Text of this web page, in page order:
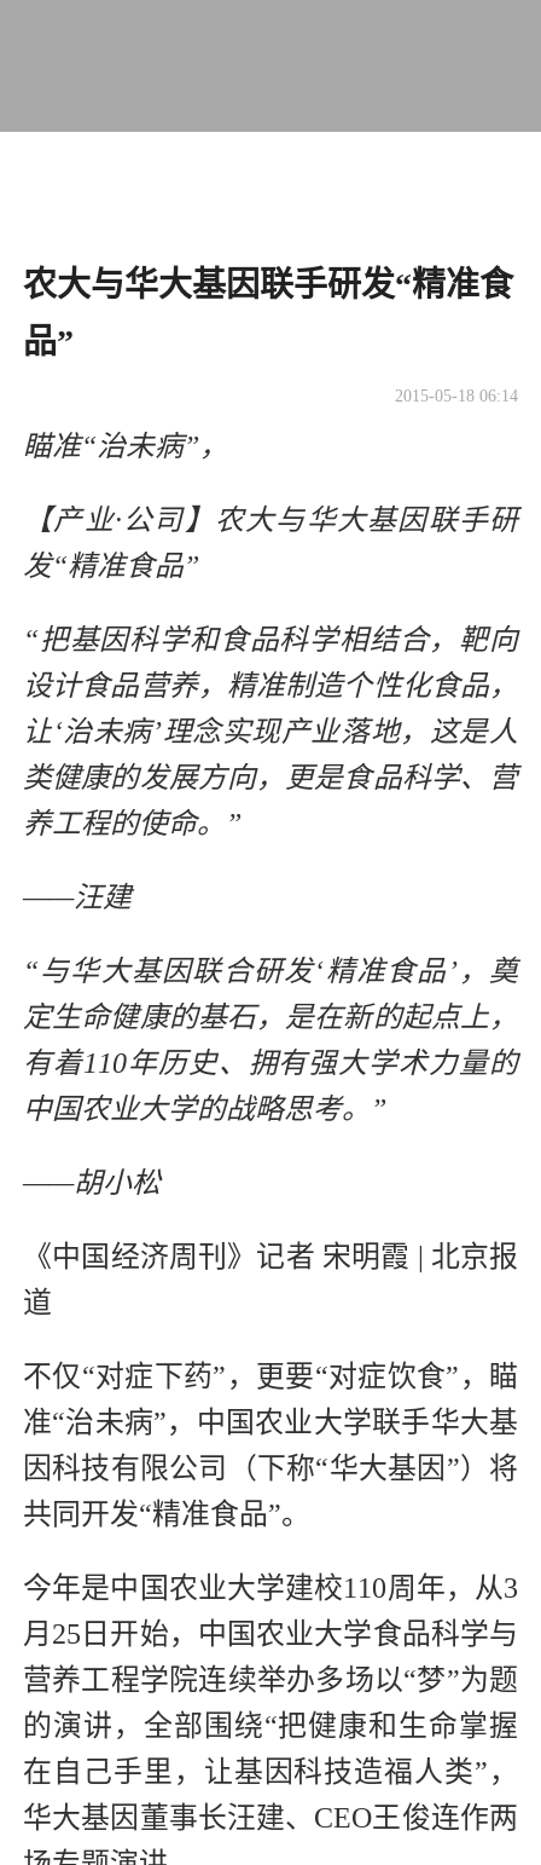
农大与华大基因联手研发“精准食
品”
2015-05-18 06:14
瞄准“治未病”，
【产业·公司】农大与华大基因联手研
发“精准食品”
“把基因科学和食品科学相结合，靶向
设计食品营养，精准制造个性化食品，
让‘治未病’理念实现产业落地，这是人
类健康的发展方向，更是食品科学、营
养工程的使命。”
——汪建
“与华大基因联合研发‘精准食品’，奠
定生命健康的基石，是在新的起点上，
有着110年历史、拥有强大学术力量的
中国农业大学的战略思考。”
——胡小松
《中国经济周刊》记者 宋明霞 | 北京报
道
不仅“对症下药”，更要“对症饮食”，瞄
准“治未病”，中国农业大学联手华大基
因科技有限公司（下称“华大基因”）将
共同开发“精准食品”。
今年是中国农业大学建校110周年，从3
月25日开始，中国农业大学食品科学与
营养工程学院连续举办多场以“梦”为题
的演讲，全部围绕“把健康和生命掌握
在自己手里，让基因科技造福人类”，
华大基因董事长汪建、CEO王俊连作两